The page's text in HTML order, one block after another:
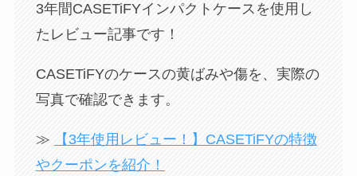
3年間CASETiFYインパクトケースを使用し
たレビュー記事です！
CASETiFYのケースの黄ばみや傷を、実際の
写真で確認できます。
≫
【3年使用レビュー！】CASETiFYの特徴
やクーポンを紹介！